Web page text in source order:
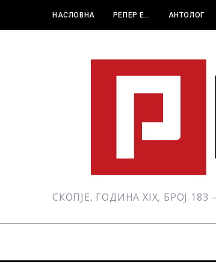
НАСЛОВНА РЕПЕР Е… АНТОЛОГ
СКОПЈЕ, ГОДИНА XIX, БРОЈ